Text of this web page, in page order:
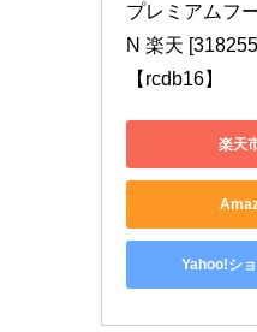
プレミアムフ
N 楽天
【rcdb16】
楽天
Yahoo!シ